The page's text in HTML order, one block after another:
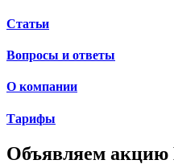
Статьи
Вопросы и ответы
О компании
Тарифы
Объявляем